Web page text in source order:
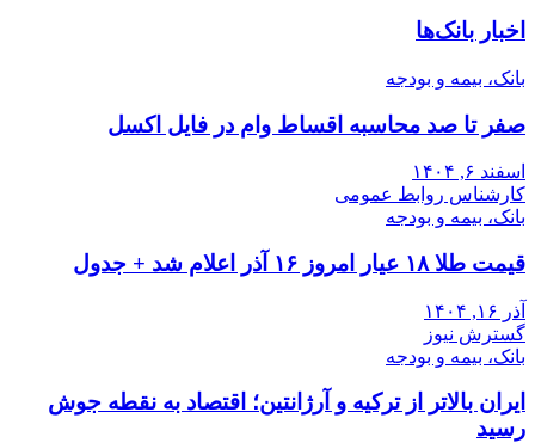
اخبار بانک‌ها
بانک، بیمه و بودجه
صفر تا صد محاسبه اقساط وام در فایل اکسل
اسفند ۶, ۱۴۰۴
کارشناس روابط عمومی
بانک، بیمه و بودجه
قیمت طلا ۱۸ عیار امروز ۱۶ آذر اعلام شد + جدول
آذر ۱۶, ۱۴۰۴
گسترش نیوز
بانک، بیمه و بودجه
ایران بالاتر از ترکیه و آرژانتین؛ اقتصاد به نقطه جوش
رسید